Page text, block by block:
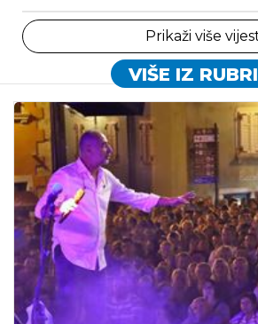
Prikaži više
VIŠE IZ